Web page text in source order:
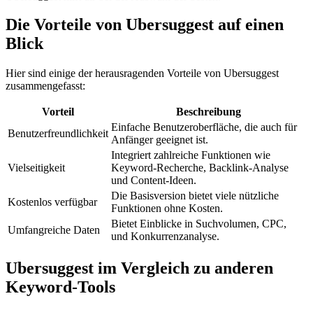
Die Vorteile von Ubersuggest auf einen
Blick
Hier sind einige der herausragenden Vorteile von Ubersuggest
zusammengefasst:
Vorteil
Beschreibung
Benutzerfreundlichkeit
Einfache Benutzeroberfläche, die auch für
Anfänger geeignet ist.
Vielseitigkeit
Integriert zahlreiche Funktionen wie
Keyword-Recherche, Backlink-Analyse
und Content-Ideen.
Kostenlos verfügbar
Die Basisversion bietet viele nützliche
Funktionen ohne Kosten.
Umfangreiche Daten
Bietet Einblicke in Suchvolumen, CPC,
und Konkurrenzanalyse.
Ubersuggest im Vergleich zu anderen
Keyword-Tools